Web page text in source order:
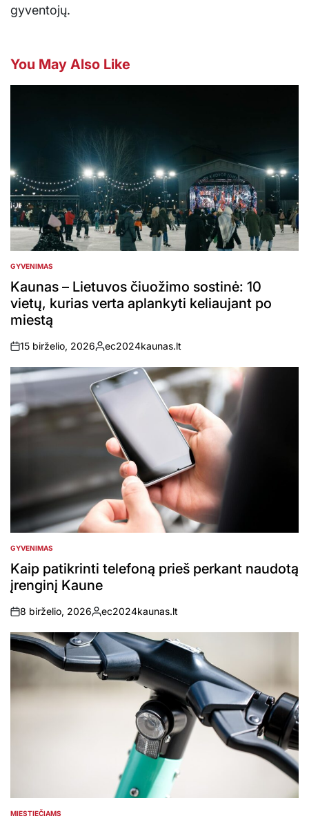
gyventojų.
You May Also Like
POSTED
IN
GYVENIMAS
Kaunas – Lietuvos čiuožimo sostinė: 10
vietų, kurias verta aplankyti keliaujant po
miestą
on
15 birželio, 2026
Posted
by
ec2024kaunas.lt
POSTED
IN
GYVENIMAS
Kaip patikrinti telefoną prieš perkant naudotą
įrenginį Kaune
on
8 birželio, 2026
Posted
by
ec2024kaunas.lt
POSTED
MIESTIEČIAMS